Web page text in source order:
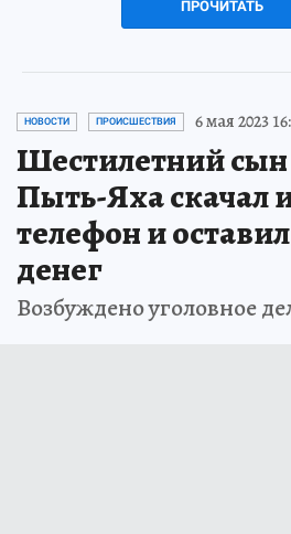
ПРОЧИТАТЬ
НОВОСТИ ПРОИСШЕСТВИЯ 6 мая 2023
Шестилетний
Пыть-Яха скачал
телефон и
денег
Возбуждено уголовное